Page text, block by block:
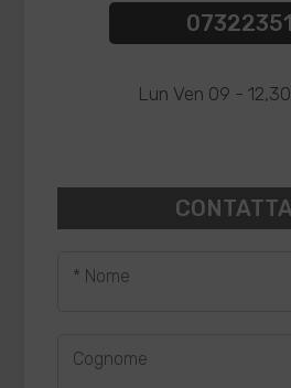
Lun Ven 09 -
* Nome
Cognome